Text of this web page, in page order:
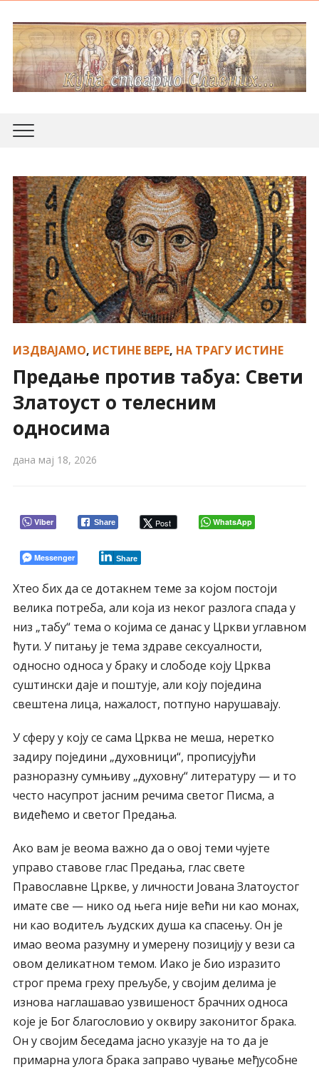
ИЗДВАЈАМО, ИСТИНЕ ВЕРЕ, НА ТРАГУ ИСТИНЕ
Предање против табуа: Свети
Златоуст о телесним
односима
дана мај 18, 2026
Viber Share Post WhatsApp
Messenger Share
Хтео бих да се дотакнем теме за којом постоји
велика потреба, али која из неког разлога спада у
низ „табу“ тема о којима се данас у Цркви углавном
ћути. У питању је тема здраве сексуалности,
односно односа у браку и слободе коју Црква
суштински даје и поштује, али коју поједина
свештена лица, нажалост, потпуно нарушавају.
У сферу у коју се сама Црква не меша, неретко
задиру поједини „духовници“, прописујући
разноразну сумњиву „духовну“ литературу — и то
често насупрот јасним речима светог Писма, а
видећемо и светог Предања.
Ако вам је веома важно да о овој теми чујете
управо ставове глас Предања, глас свете
Православне Цркве, у личности Јована Златоустог
имате све — нико од њега није већи ни као монах,
ни као водитељ људских душа ка спасењу. Он је
имао веома разумну и умерену позицију у вези са
овом деликатном темом. Иако је био изразито
строг према греху прељубе, у својим делима је
изнова наглашавао узвишеност брачних односа
које је Бог благословио у оквиру законитог брака.
Он у својим беседама јасно указује на то да је
примарна улога брака заправо чување међусобне